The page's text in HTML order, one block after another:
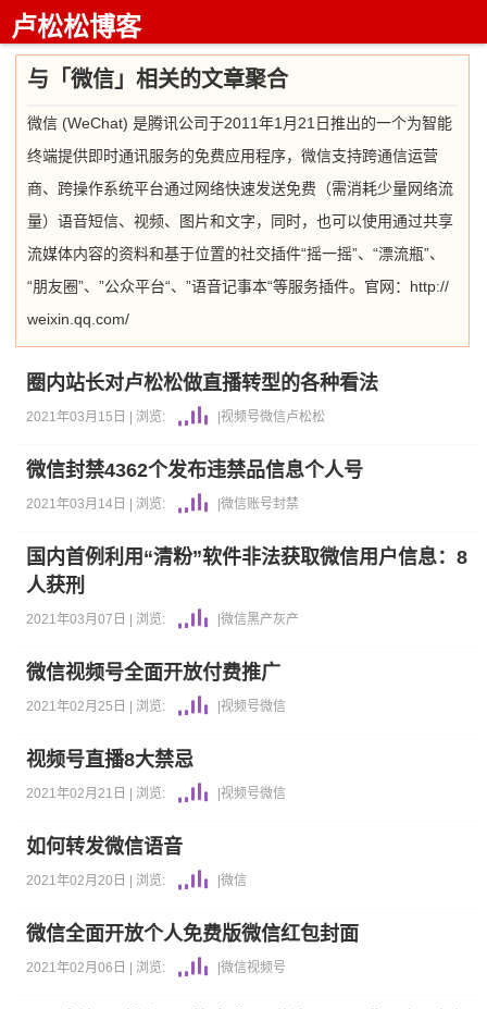
卢松松博客
与「微信」相关的文章聚合
微信 (WeChat) 是腾讯公司于2011年1月21日推出的一个为智能
终端提供即时通讯服务的免费应用程序，微信支持跨通信运营
商、跨操作系统平台通过网络快速发送免费（需消耗少量网络流
量）语音短信、视频、图片和文字，同时，也可以使用通过共享
流媒体内容的资料和基于位置的社交插件“摇一摇”、“漂流瓶”、
“朋友圈”、”公众平台“、”语音记事本“等服务插件。官网：http://
weixin.qq.com/
圈内站长对卢松松做直播转型的各种看法
2021年03月15日 | 浏览: |视频号微信卢松松
微信封禁4362个发布违禁品信息个人号
2021年03月14日 | 浏览: |微信账号封禁
国内首例利用“清粉”软件非法获取微信用户信息：8
人获刑
2021年03月07日 | 浏览: |微信黑产灰产
微信视频号全面开放付费推广
2021年02月25日 | 浏览: |视频号微信
视频号直播8大禁忌
2021年02月21日 | 浏览: |视频号微信
如何转发微信语音
2021年02月20日 | 浏览: |微信
微信全面开放个人免费版微信红包封面
2021年02月06日 | 浏览: |微信视频号